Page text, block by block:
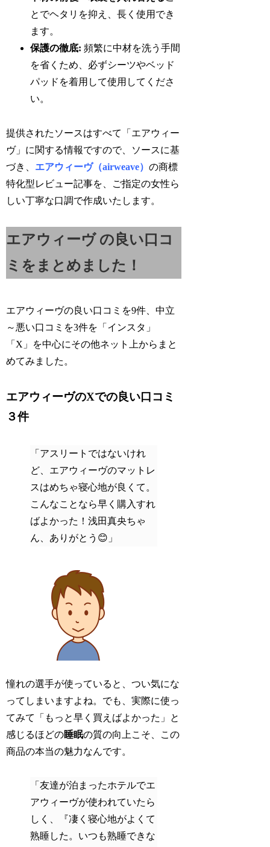
とでヘタリを抑え、長く使用でき
ます。
保護の徹底: 頻繁に中材を洗う手間
を省くため、必ずシーツやベッド
パッドを着用して使用してくださ
い。
提供されたソースはすべて「エアウィー
ヴ」に関する情報ですので、ソースに基
づき、 エアウィーヴ（airweave）の商標
特化型レビュー記事を、ご指定の女性ら
しい丁寧な口調で作成いたします。
エアウィーヴ の良い口コ
ミをまとめました！
エアウィーヴの良い口コミを9件、中立
～悪い口コミを3件を「インスタ」
「X」を中心にその他ネット上からまと
めてみました。
エアウィーヴのXでの良い口コミ
３件
「アスリートではないけれ
ど、エアウィーヴのマットレ
スはめちゃ寝心地が良くて。
こんなことなら早く購入すれ
ばよかった！浅田真央ちゃ
ん、ありがとう😊」
憧れの選手が使っていると、つい気にな
ってしまいますよね。でも、実際に使っ
てみて「もっと早く買えばよかった」と
感じるほどの睡眠の質の向上こそ、この
商品の本当の魅力なんです。
「友達が泊まったホテルでエ
アウィーヴが使われていたら
しく、『凄く寝心地がよくて
熟睡した。いつも熟睡できな